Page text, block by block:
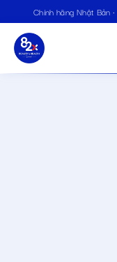
Chính hãng Nhật Bản